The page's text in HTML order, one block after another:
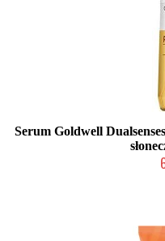
Serum Goldwell